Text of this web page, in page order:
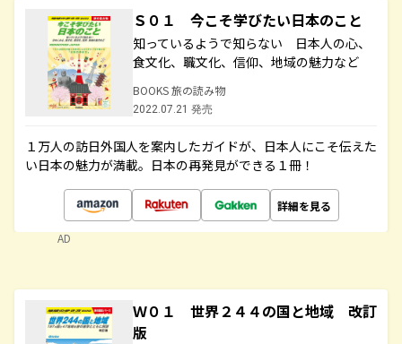
Ｓ０１ 今こそ学びたい日本のこと
知っているようで知らない 日本人の心、
食文化、職文化、信仰、地域の魅力など
BOOKS 旅の読み物
2022.07.21 発売
１万人の訪日外国人を案内したガイドが、日本人にこそ伝えた
い日本の魅力が満載。日本の再発見ができる１冊！
詳細を見る
AD
Ｗ０１ 世界２４４の国と地域 改訂
版